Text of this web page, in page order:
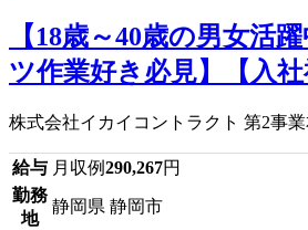
【18歳～40歳の男女活
ツ作業好き必見】【入社
株式会社イカイコントラクト 第2事
給与 月収例290,267円
勤務
地
静岡県 静岡市